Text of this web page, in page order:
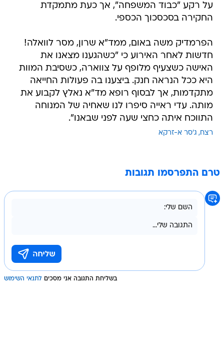
על רקע "כבוד המשפחה", אך כעת מתמקדת
החקירה בסכסכוך הכספי.
הפרמדיק משה באום, ממד"א שרון, מסר לוואלה!
חדשות לאחר האירוע כי "כשהגענו מצאנו את
האישה כשצעיף מלופף על צווארה, כשסיבת המוות
היא ככל הנראה חנק. ביצענו בה פעולות החייאה
מתקדמות, אך לבסוף רופא מד"א נאלץ לקבוע את
מותה. עדי ראייה סיפרו לנו שאחיה של המנוחה
התווכח איתה כחצי שעה לפני שבאנו".
רצח ג'סר א-זרקא
טרם התפרסמו תגובות
בשליחת התגובה אני מסכים לתנאי השימוש